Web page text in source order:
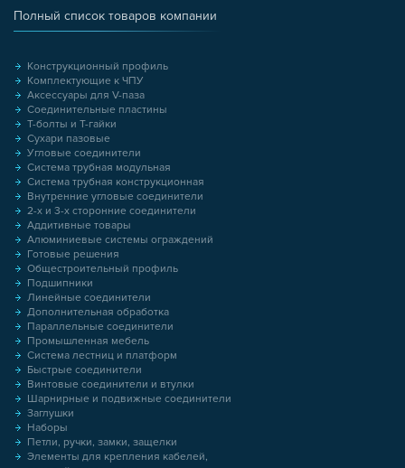
Полный список товаров компании
Конструкционный профиль
Комплектующие к ЧПУ
Аксессуары для V-паза
Соединительные пластины
Т-болты и Т-гайки
Сухари пазовые
Угловые соединители
Система трубная модульная
Система трубная конструкционная
Внутренние угловые соединители
2-х и 3-х сторонние соединители
Аддитивные товары
Алюминиевые системы ограждений
Готовые решения
Общестроительный профиль
Подшипники
Линейные соединители
Дополнительная обработка
Параллельные соединители
Промышленная мебель
Система лестниц и платформ
Быстрые соединители
Винтовые соединители и втулки
Шарнирные и подвижные соединители
Заглушки
Наборы
Петли, ручки, замки, защелки
Элементы для крепления кабелей,